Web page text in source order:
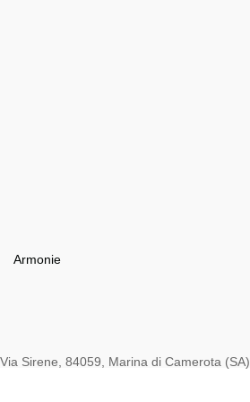
Armonie
Via Sirene, 84059, Marina di Camerota (SA)